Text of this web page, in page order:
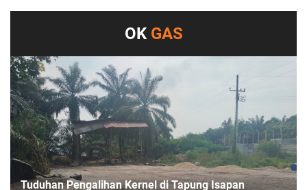
OK GAS
Tuduhan Pengalihan Kernel di Tapung Isapan